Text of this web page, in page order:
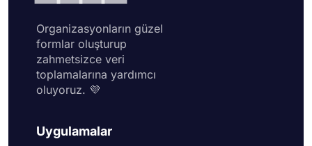
Organizasyonların güzel
formlar oluşturup
zahmetsizce veri
toplamalarına yardımcı
oluyoruz. 💜
Uygulamalar